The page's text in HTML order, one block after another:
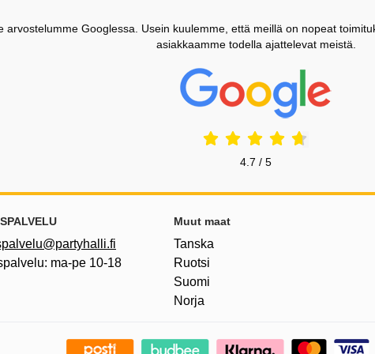
arvostelumme Googlessa. Usein kuulemme, että meillä on nopeat
asiakkaamme todella ajattelevat meistä.
Prisjakt Arvostelu: 4.7
4.7 / 5
ja linkkejä
ma-pe 10-18
Muut maat
Tanska
Ruotsi
Suomi
Norja